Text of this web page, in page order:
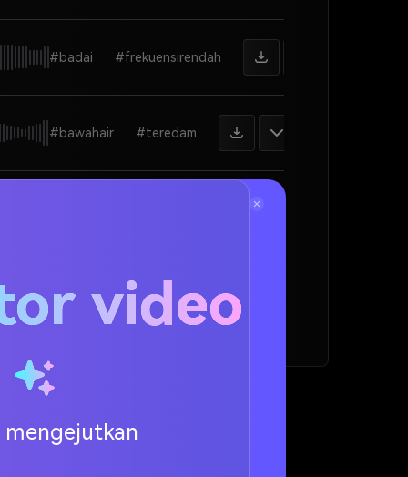
#badai #frekuensirendah
#bawahair #teredam
#ambiens
video
mengejutkan